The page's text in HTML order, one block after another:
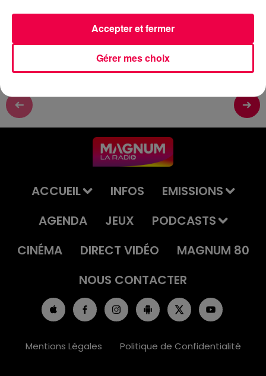
L'ASTROTOP DU MARDI 16 JUIN
ACCUEIL INFOS
EMISSIONS
AGENDA
JEUX
PODCASTS
CINÉMA
DIRECT VIDÉO
MAGNUM 80
NOUS CONTACTER
Mentions Légales Politique de Confidentialité
Gérer mes choix
Accepter et fermer